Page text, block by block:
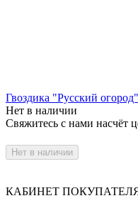
Гвоздика "Русский
Нет в наличии
Свяжитесь с нами насчёт
Нет в наличии
КАБИНЕТ